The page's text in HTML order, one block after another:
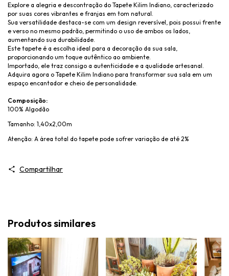
Explore a alegria e descontração do Tapete Kilim Indiano, caracterizado
por suas cores vibrantes e franjas em tom natural.
Sua versatilidade destaca-se com um design reversível, pois possui frente
e verso no mesmo padrão, permitindo o uso de ambos os lados,
aumentando sua durabilidade.
Este tapete é a escolha ideal para a decoração da sua sala,
proporcionando um toque autêntico ao ambiente.
Importado, ele traz consigo a autenticidade e a qualidade artesanal.
Adquira agora o Tapete Kilim Indiano para transformar sua sala em um
espaço encantador e cheio de personalidade.
Composição:
100% Algodão
Tamanho: 1,40x2,00m
Atenção: A área total do tapete pode sofrer variação de até 2%
Compartilhar
Produtos similares